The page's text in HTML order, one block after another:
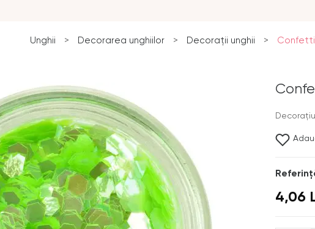
Unghii > Decorarea unghiilor > Decorații unghii >
4,06